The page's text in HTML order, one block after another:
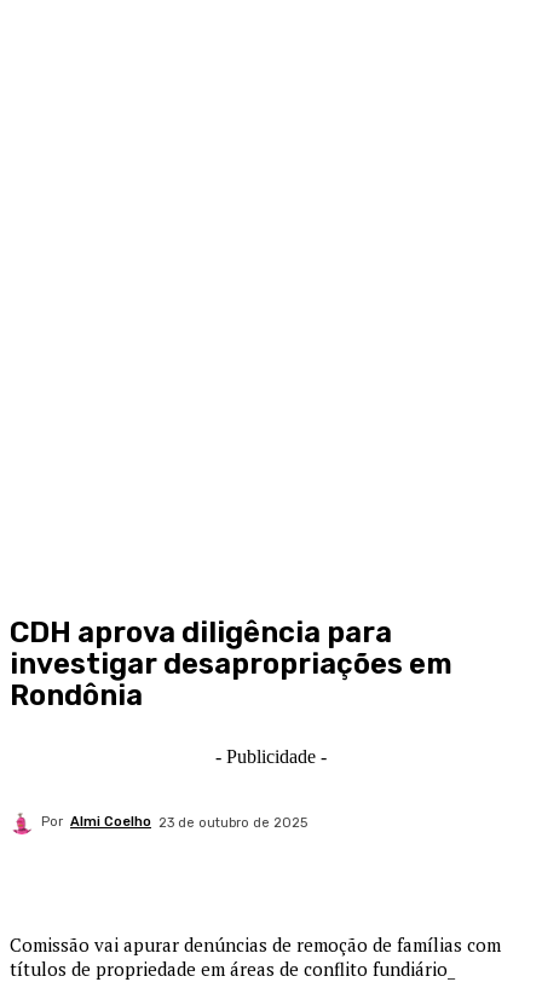
CDH aprova diligência para
investigar desapropriações em
Rondônia
- Publicidade -
Por Almi Coelho 23 de outubro de 2025
Comissão vai apurar denúncias de remoção de famílias com
títulos de propriedade em áreas de conflito fundiário_